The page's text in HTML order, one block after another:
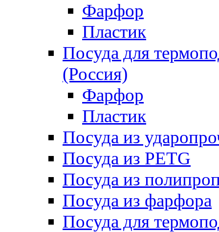
Фарфор
Пластик
Посуда для
(Россия)
Фарфор
Пластик
Посуда из
Посуда из PETG
Посуда из
Посуда из фарфора
Посуда для